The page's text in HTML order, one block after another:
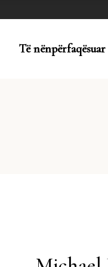
Të nënpërfaqësuar